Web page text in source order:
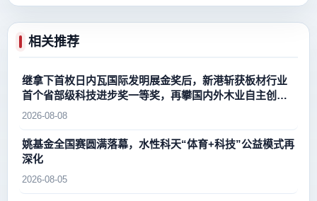
相关推荐
继拿下首枚日内瓦国际发明展金奖后，新港斩获板材行业
首个省部级科技进步奖一等奖，再攀国内外木业自主创新
新高峰
2026-08-08
姚基金全国赛圆满落幕，水性科天“体育+科技”公益模式再
深化
2026-08-05